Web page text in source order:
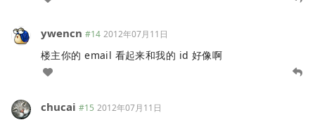
ywencn #14 2012年07月11日
楼主你的 email 看起来和我的 id 好像啊
chucai #15 2012年07月11日